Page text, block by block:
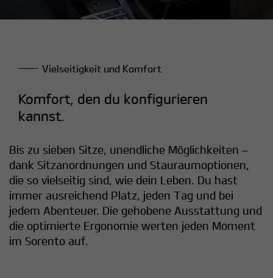
Vielseitigkeit und Komfort
Komfort, den du konfigurieren
kannst.
Bis zu sieben Sitze, unendliche Möglichkeiten –
dank Sitzanordnungen und Stauraumoptionen,
die so vielseitig sind, wie dein Leben. Du hast
immer ausreichend Platz, jeden Tag und bei
jedem Abenteuer. Die gehobene Ausstattung und
die optimierte Ergonomie werten jeden Moment
im Sorento auf.